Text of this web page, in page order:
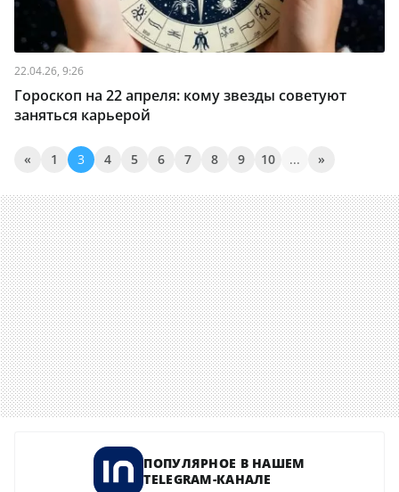
22.04.26, 9:26
Гороскоп на 22 апреля: кому звезды советуют
заняться карьерой
« 1 3 4 5 6 7 8 9 10 ... »